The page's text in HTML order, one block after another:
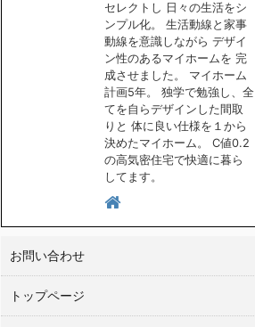
セレクトし 日々の生活をシ
ンプル化。 生活動線と家事
動線を意識しながら デザイ
ン性のあるマイホームを 完
成させました。 マイホーム
計画5年。 独学で勉強し、全
てを自らデザインした間取
りと 体に良い仕様を１から
決めたマイホーム。 C値0.2
の高気密住宅で快適に暮ら
してます。
お問い合わせ
トップページ